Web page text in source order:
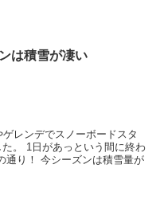
は積雪が凄い
レンデでスノーボードスタ
。 1日があっという間に終わ
通り！ 今シーズンは積雪量が